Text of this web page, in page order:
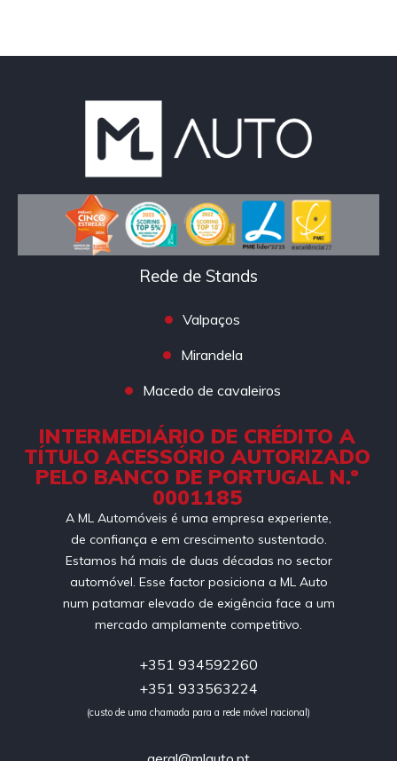
Rede de Stands
Valpaços
Mirandela
Macedo de cavaleiros
INTERMEDIÁRIO DE CRÉDITO A
TÍTULO ACESSÓRIO AUTORIZADO
PELO BANCO DE PORTUGAL N.º
0001185
A ML Automóveis é uma empresa experiente,
de confiança e em crescimento sustentado.
Estamos há mais de duas décadas no sector
automóvel. Esse factor posiciona a ML Auto
num patamar elevado de exigência face a um
mercado amplamente competitivo.
+351 934592260
+351 933563224
(custo de uma chamada para a rede móvel nacional)